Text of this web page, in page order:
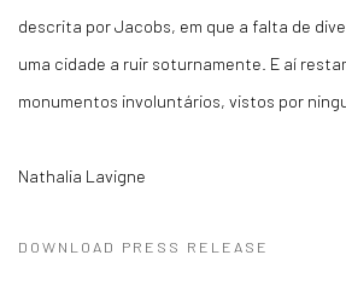
descrita por Jacobs, em que a falta de
uma cidade a ruir soturnamente. E aí
monumentos involuntários, vistos por
Nathalia Lavigne
DOWNLOAD PRESS RELEASE